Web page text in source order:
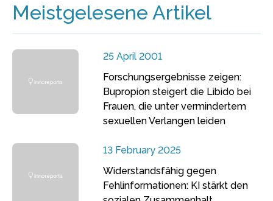
Meistgelesene Artikel
25 April 2001
Forschungsergebnisse zeigen:
Bupropion steigert die Libido bei
Frauen, die unter vermindertem
sexuellen Verlangen leiden
13 February 2025
Widerstandsfähig gegen
Fehlinformationen: KI stärkt den